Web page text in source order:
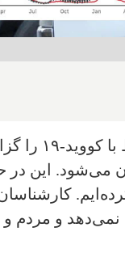
انتاریو طی ۷ روز
می‌شود. این
نمی‌دهد و مردم